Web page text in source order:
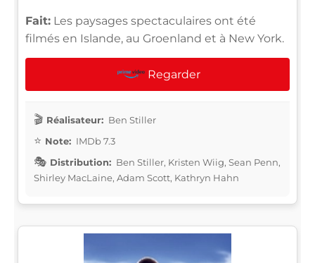
Fait: Les paysages spectaculaires ont été
filmés en Islande, au Groenland et à New York.
Regarder
Réalisateur: Ben Stiller
Note: IMDb 7.3
Distribution: Ben Stiller, Kristen Wiig, Sean Penn,
Shirley MacLaine, Adam Scott, Kathryn Hahn